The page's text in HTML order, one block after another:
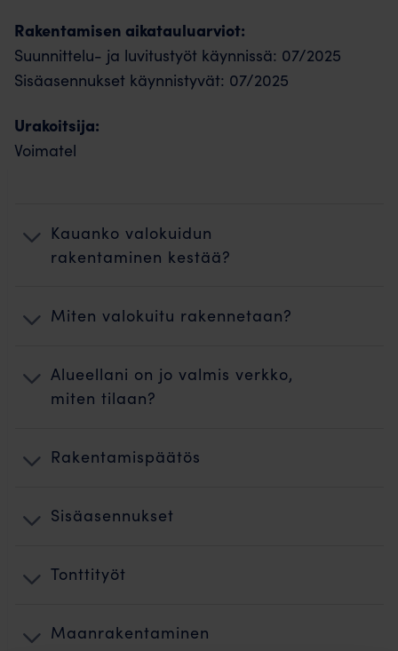
Rakentamisen aikatauluarviot:
Suunnittelu- ja luvitustyöt käynnissä: 07/2025
Sisäasennukset käynnistyvät: 07/2025
Urakoitsija:
Voimatel
Kauanko valokuidun
rakentaminen kestää?
Miten valokuitu rakennetaan?
Alueellani on jo valmis verkko,
miten tilaan?
Rakentamispäätös
Sisäasennukset
Tonttityöt
Maanrakentaminen